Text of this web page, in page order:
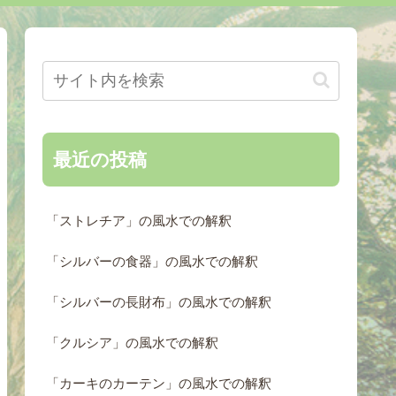
最近の投稿
「ストレチア」の風水での解釈
「シルバーの食器」の風水での解釈
「シルバーの長財布」の風水での解釈
「クルシア」の風水での解釈
「カーキのカーテン」の風水での解釈